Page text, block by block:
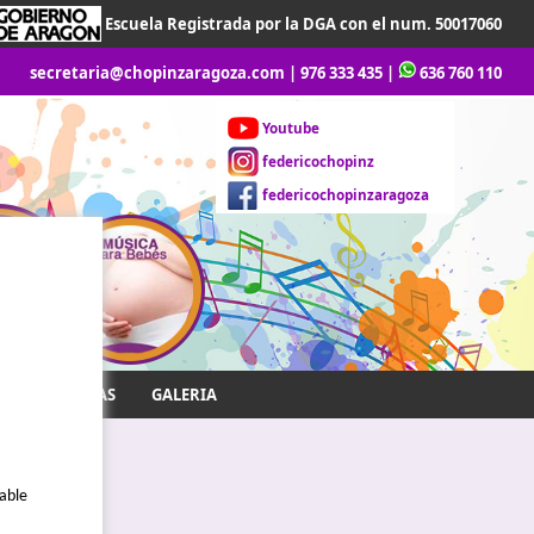
Escuela Registrada por la DGA con el num. 50017060
secretaria@chopinzaragoza.com |976 333 435 | 636 760 110
Youtube
federicochopinz
federicochopinzaragoza
DESCARGAS GALERIA